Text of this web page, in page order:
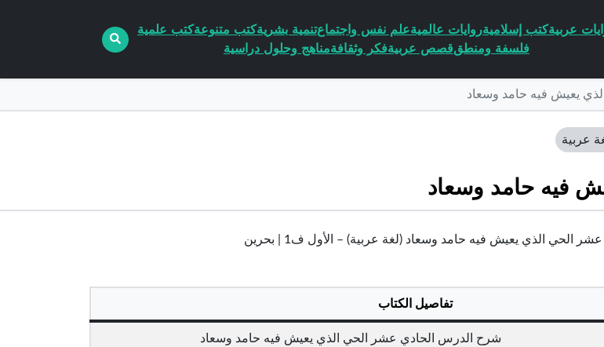
عربيةكتب إسلاميةروايات عالميةعلم نفس واجتماعتنمية بشريةكتب متنوعةكتب علمية
فلسفة ومنطققصص عربيةفكر وثقافةمناهج وحلول دراسية
يعيش فيه حامد وسعاد
عربية
فيه حامد وسعاد
الحي الذي يعيش فيه حامد وسعاد (لغة عربية) – الأول ف1 | بحرين
تفاصيل الكتاب
شرح الدرس الحادي عشر الحي الذي يعيش فيه حامد وسعاد